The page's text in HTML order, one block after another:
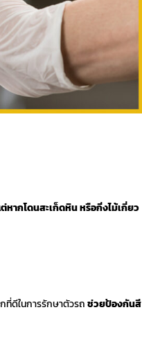
ากโดนสะเก็ดหิน หรือกิ่งไม้เกี่ยว
ดีในการรักษาตัวรถช่วยป้องกันสี